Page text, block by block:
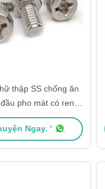
thập SS chống ăn
pho mát có ren
hoàn toàn
Ngay. '